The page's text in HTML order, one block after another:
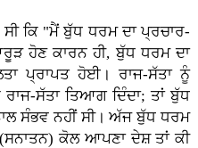
ਕਿ "ਮੈਂ ਬੁੱਧ ਧਰਮ ਦਾ ਪ੍ਰਚਾਰ-
ਹੋਣ ਕਾਰਨ ਹੀ, ਬੁੱਧ ਧਰਮ ਦਾ
ਪ੍ਰਾਪਤ ਹੋਈ। ਰਾਜ-ਸੱਤਾ ਨੂੰ
ਸੱਤਾ ਤਿਆਗ ਦਿੰਦਾ; ਤਾਂ ਬੁੱਧ
ਸੰਭਵ ਨਹੀਂ ਸੀ। ਅੱਜ ਬੁੱਧ ਧਰਮ
ਕੋਲ ਆਪਣਾ ਦੇਸ਼ ਤਾਂ ਕੀ